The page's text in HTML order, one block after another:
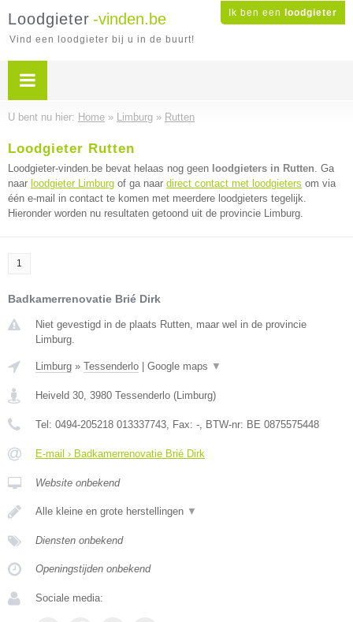
Ik ben een loodgieter
Loodgieter -vinden.be
Vind een loodgieter bij u in de buurt!
U bent nu hier: Home » Limburg » Rutten
Loodgieter Rutten
Loodgieter-vinden.be bevat helaas nog geen loodgieters in Rutten. Ga
naar loodgieter Limburg of ga naar direct contact met loodgieters om via
één e-mail in contact te komen met meerdere loodgieters tegelijk.
Hieronder worden nu resultaten getoond uit de provincie Limburg.
1
Badkamerrenovatie Brié Dirk
Niet gevestigd in de plaats Rutten, maar wel in de provincie
Limburg.
Limburg » Tessenderlo Google maps ▼
Heiveld 30, 3980 Tessenderlo (Limburg)
Tel: 0494-205218 013337743, Fax: -, BTW-nr: BE 0875575448
E-mail › Badkamerrenovatie Brié Dirk
Website onbekend
Alle kleine en grote herstellingen ▼
Diensten onbekend
Openingstijden onbekend
Sociale media: